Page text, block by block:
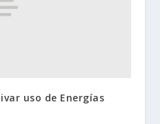
uso de Energías